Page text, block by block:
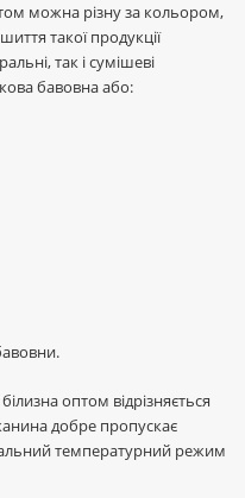
можна різну за кольором,
такої продукції
так і сумішеві
бавовна або:
оптом відрізняється
добре пропускає
температурний режим